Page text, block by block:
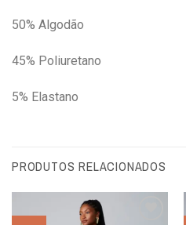
50% Algodão
45% Poliuretano
5% Elastano
PRODUTOS RELACIONADOS